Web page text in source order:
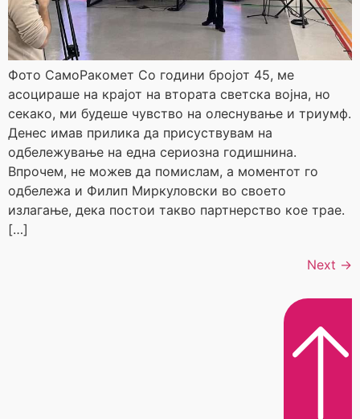
Фото СамоРакомет Со години бројот 45, ме
асоцираше на крајот на втората светска војна, но
секако, ми будеше чувство на олеснување и триумф.
Денес имав прилика да присуствувам на
одбележување на една сериозна годишнина.
Впрочем, не можев да помислам, а моментот го
одбележа и Филип Миркуловски во своето
излагање, дека постои такво партнерство кое трае.
[…]
Next →